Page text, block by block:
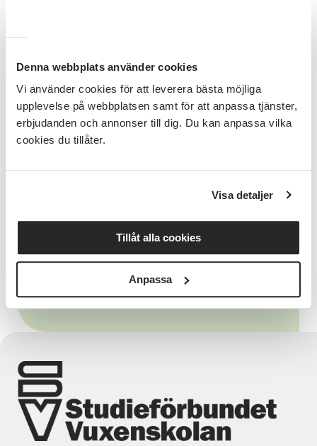
Denna webbplats använder cookies
Vi använder cookies för att leverera bästa möjliga
upplevelse på webbplatsen samt för att anpassa tjänster,
erbjudanden och annonser till dig. Du kan anpassa vilka
cookies du tillåter.
Visa detaljer
Tillåt alla cookies
Anpassa
också
Lundström(KD), regionråd Region Skåne och
ordförande för Överenskommelsen Skåne
medverkar.
Samtalet leds av Rebecca Sjöstrand,
utvecklingsledare på Studieförbundet Vuxenskolan
Relaterade länkar